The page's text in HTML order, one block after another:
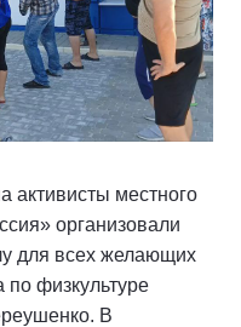
активисты местного
организовали
для всех желающих
по физкультуре
В